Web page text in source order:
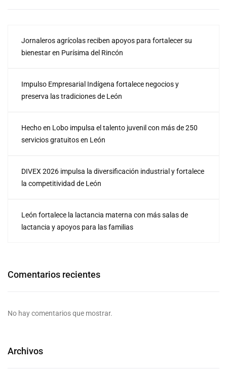
Jornaleros agrícolas reciben apoyos para fortalecer su
bienestar en Purísima del Rincón
Impulso Empresarial Indígena fortalece negocios y
preserva las tradiciones de León
Hecho en Lobo impulsa el talento juvenil con más de 250
servicios gratuitos en León
DIVEX 2026 impulsa la diversificación industrial y fortalece
la competitividad de León
León fortalece la lactancia materna con más salas de
lactancia y apoyos para las familias
Comentarios recientes
No hay comentarios que mostrar.
Archivos